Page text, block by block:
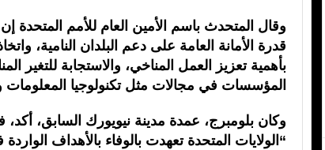
وقال المتحدث باسم الأمين العام للأمم المتحدة
قدرة الأمانة العامة على دعم البلدان النامية،
بأهمية تعزيز العمل المناخي، والاستجابة للتغير
المؤسسات في مجالات مثل تكنولوجيا المعلومات
وكان بلومبرج، عمدة مدينة نيويورك السابق، أكد،
“الولايات المتحدة تعهدت بالوفاء بالأهداف